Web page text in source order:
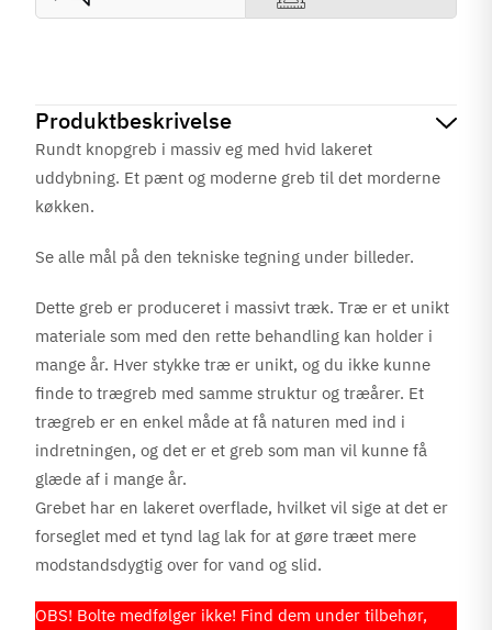
Produktbeskrivelse
Rundt knopgreb i massiv eg med hvid lakeret
uddybning. Et pænt og moderne greb til det morderne
køkken.
Se alle mål på den tekniske tegning under billeder.
Dette greb er produceret i massivt træk. Træ er et unikt
materiale som med den rette behandling kan holder i
mange år. Hver stykke træ er unikt, og du ikke kunne
finde to trægreb med samme struktur og træårer. Et
trægreb er en enkel måde at få naturen med ind i
indretningen, og det er et greb som man vil kunne få
glæde af i mange år.
Grebet har en lakeret overflade, hvilket vil sige at det er
forseglet med et tynd lag lak for at gøre træet mere
modstandsdygtig over for vand og slid.
OBS! Bolte medfølger ikke! Find dem under tilbehør,